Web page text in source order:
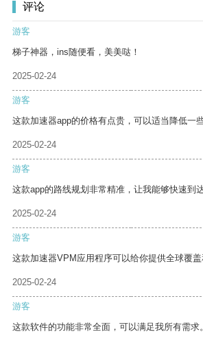
评论
游客
梯子神器，ins随便看，美美哒！
2025-02-24
游客
这款加速器app的价格有点贵，可以适当降低一
2025-02-24
游客
这款app的路线规划非常精准，让我能够快速到
2025-02-24
游客
这款加速器VPM应用程序可以给你提供全球覆盖
2025-02-24
游客
这款软件的功能非常全面，可以满足我所有需求。